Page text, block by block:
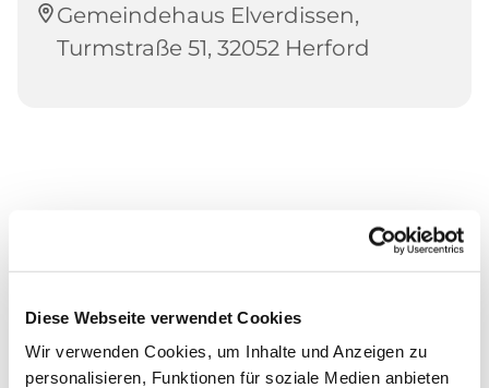
Diese Webseite verwendet Cookies
Wir verwenden Cookies, um Inhalte und Anzeigen zu
personalisieren, Funktionen für soziale Medien anbieten
Gemeindehaus Elverdissen,
Turmstraße 51, 32052 Herford